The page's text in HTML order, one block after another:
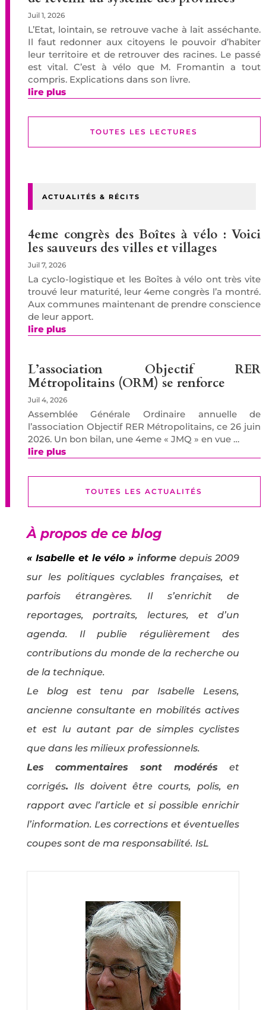
Juil 1, 2026
L’Etat, lointain, se retrouve vache à lait asséchante.
Il faut redonner aux citoyens le pouvoir d’habiter
leur territoire et de retrouver des racines. Le passé
est vital. C’est à vélo que M. Fromantin a tout
compris. Explications dans son livre.
lire plus
TOUTES LES LECTURES
ACTUALITÉS & RÉCITS
4eme congrès des Boîtes à vélo : Voici
les sauveurs des villes et villages
Juil 7, 2026
La cyclo-logistique et les Boîtes à vélo ont très vite
trouvé leur maturité, leur 4eme congrès l’a montré.
Aux communes maintenant de prendre conscience
de leur apport.
lire plus
L’association Objectif RER
Métropolitains (ORM) se renforce
Juil 4, 2026
Assemblée Générale Ordinaire annuelle de
l’association Objectif RER Métropolitains, ce 26 juin
2026. Un bon bilan, une 4eme « JMQ » en vue …
lire plus
TOUTES LES ACTUALITÉS
À propos de ce blog
« Isabelle et le vélo » informe depuis 2009
sur les politiques cyclables françaises, et
parfois étrangères. Il s’enrichit de
reportages, portraits, lectures, et d’un
agenda. Il publie régulièrement des
contributions du monde de la recherche ou
de la technique.
Le blog est tenu par Isabelle Lesens,
ancienne consultante en mobilités actives
et est lu autant par de simples cyclistes
que dans les milieux professionnels.
Les commentaires sont modéréset
corrigés. Ils doivent être courts, polis, en
rapport avec l’article et si possible enrichir
l’information. Les corrections et éventuelles
coupes sont de ma responsabilité. IsL